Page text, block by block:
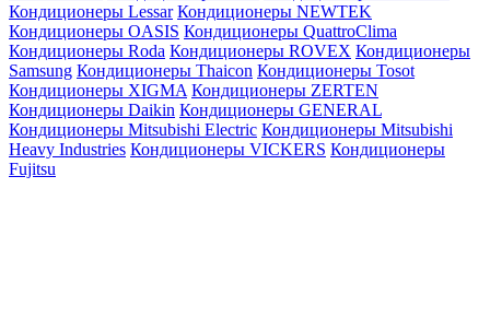
Кондиционеры Lessar Кондиционеры NEWTEK
Кондиционеры OASIS Кондиционеры QuattroClima
Кондиционеры Roda Кондиционеры ROVEX Кондиционеры
Samsung Кондиционеры Thaicon Кондиционеры Tosot
Кондиционеры XIGMA Кондиционеры ZERTEN
Кондиционеры Daikin Кондиционеры GENERAL
Кондиционеры Mitsubishi Electric Кондиционеры Mitsubishi
Heavy Industries Кондиционеры VICKERS Кондиционеры
Fujitsu